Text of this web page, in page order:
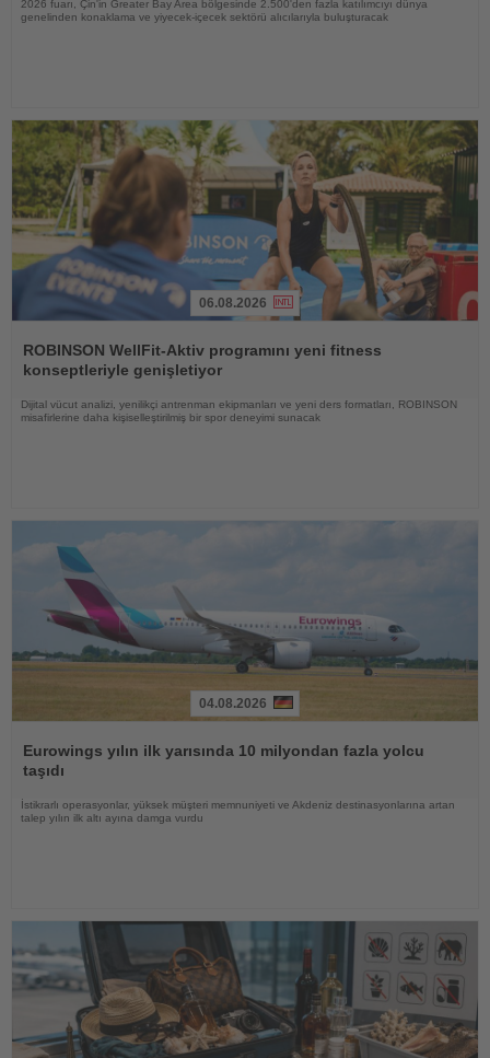
2026 fuarı, Çin'in Greater Bay Area bölgesinde 2.500'den fazla katılımcıyı dünya
genelinden konaklama ve yiyecek-içecek sektörü alıcılarıyla buluşturacak
Oku
06.08.2026
ROBINSON WellFit-Aktiv programını yeni fitness
konseptleriyle genişletiyor
Dijital vücut analizi, yenilikçi antrenman ekipmanları ve yeni ders formatları, ROBINSON
misafirlerine daha kişiselleştirilmiş bir spor deneyimi sunacak
Oku
04.08.2026
Eurowings yılın ilk yarısında 10 milyondan fazla yolcu
taşıdı
İstikrarlı operasyonlar, yüksek müşteri memnuniyeti ve Akdeniz destinasyonlarına artan
talep yılın ilk altı ayına damga vurdu